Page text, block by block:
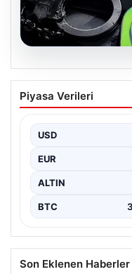
07.08.2026
Ahbap Derneği
Atandı ve Fesih
kamuoyunda geniş
Piyasa Verileri
USD
EUR
ALTIN
BTC
Son Eklenen Haberler